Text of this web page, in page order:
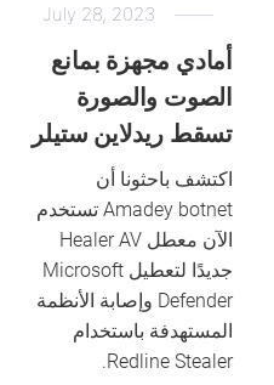
July 28, 2023
أمادي مجهزة بمانع
الصوت والصورة
تسقط ريدلاين ستيلر
اكتشف باحثونا أن
Amadey botnet تستخدم
الآن معطل Healer AV
جديدًا لتعطيل Microsoft
Defender وإصابة الأنظمة
المستهدفة باستخدام
Redline Stealer.